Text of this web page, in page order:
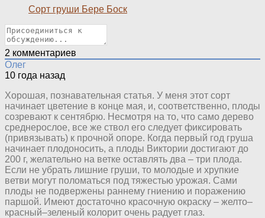
Сорт груши Бере Боск
2 комментариев
Олег
10 года назад
Хорошая, познавательная статья. У меня этот сорт
начинает цветение в конце мая, и, соответственно, плоды
созревают к сентябрю. Несмотря на то, что само дерево
среднерослое, все же ствол его следует фиксировать
(привязывать) к прочной опоре. Когда первый год груша
начинает плодоносить, а плоды Виктории достигают до
200 г, желательно на ветке оставлять два – три плода.
Если не убрать лишние груши, то молодые и хрупкие
ветви могут поломаться под тяжестью урожая. Сами
плоды не подвержены раннему гниению и поражению
паршой. Имеют достаточно красочную окраску – желто–
красный–зеленый колорит очень радует глаз.